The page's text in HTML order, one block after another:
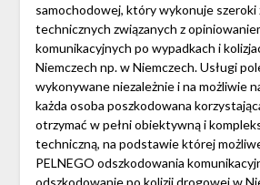
samochodowej, który wykonuje szeroki
technicznych związanych z
komunikacyjnych po wypadkach i
Niemczech np. w Niemczech. Usługi
wykonywane niezależnie i na możliwie
każda osoba poszkodowana
otrzymać w pełni obiektywną i
techniczną, na podstawie której
PELNEGO odszkodowania